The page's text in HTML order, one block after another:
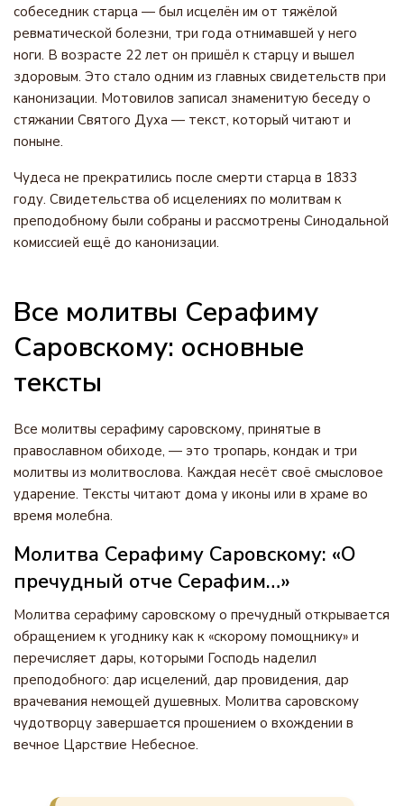
собеседник старца — был исцелён им от тяжёлой
ревматической болезни, три года отнимавшей у него
ноги. В возрасте 22 лет он пришёл к старцу и вышел
здоровым. Это стало одним из главных свидетельств при
канонизации. Мотовилов записал знаменитую беседу о
стяжании Святого Духа — текст, который читают и
поныне.
Чудеса не прекратились после смерти старца в 1833
году. Свидетельства об исцелениях по молитвам к
преподобному были собраны и рассмотрены Синодальной
комиссией ещё до канонизации.
Все молитвы Серафиму
Саровскому: основные
тексты
Все молитвы серафиму саровскому, принятые в
православном обиходе, — это тропарь, кондак и три
молитвы из молитвослова. Каждая несёт своё смысловое
ударение. Тексты читают дома у иконы или в храме во
время молебна.
Молитва Серафиму Саровскому: «О
пречудный отче Серафим…»
Молитва серафиму саровскому о пречудный открывается
обращением к угоднику как к «скорому помощнику» и
перечисляет дары, которыми Господь наделил
преподобного: дар исцелений, дар провидения, дар
врачевания немощей душевных. Молитва саровскому
чудотворцу завершается прошением о вхождении в
вечное Царствие Небесное.